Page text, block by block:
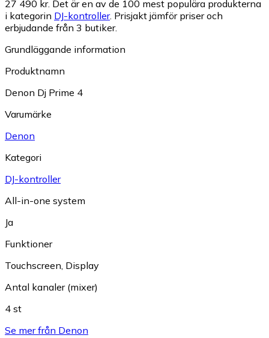
27 490 kr. Det är en av de 100 mest populära produkterna
i kategorin DJ-kontroller. Prisjakt jämför priser och
erbjudande från 3 butiker.
Grundläggande information
Produktnamn
Denon Dj Prime 4
Varumärke
Denon
Kategori
DJ-kontroller
All-in-one system
Ja
Funktioner
Touchscreen, Display
Antal kanaler (mixer)
4 st
Se mer från Denon